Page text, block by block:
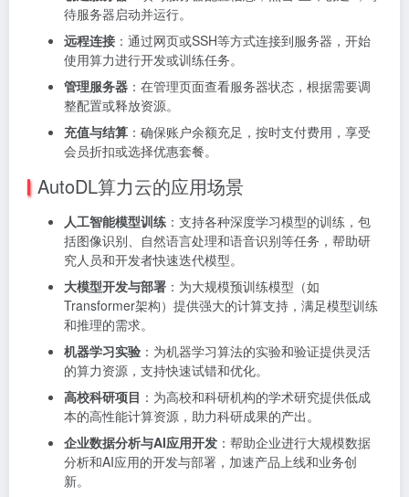
待服务器启动并运行。
远程连接 ：通过网页或SSH等方式连接到服务器，开始
使用算力进行开发或训练任务。
管理服务器 ：在管理页面查看服务器状态，根据需要调
整配置或释放资源。
充值与结算 ：确保账户余额充足，按时支付费用，享受
会员折扣或选择优惠套餐。
AutoDL算力云的应用场景
人工智能模型训练 ：支持各种深度学习模型的训练，包
括图像识别、自然语言处理和语音识别等任务，帮助研
究人员和开发者快速迭代模型。
大模型开发与部署 ：为大规模预训练模型（如
Transformer架构）提供强大的计算支持，满足模型训练
和推理的需求。
机器学习实验 ：为机器学习算法的实验和验证提供灵活
的算力资源，支持快速试错和优化。
高校科研项目 ：为高校和科研机构的学术研究提供低成
本的高性能计算资源，助力科研成果的产出。
企业数据分析与AI应用开发 ：帮助企业进行大规模数据
分析和AI应用的开发与部署，加速产品上线和业务创
新。